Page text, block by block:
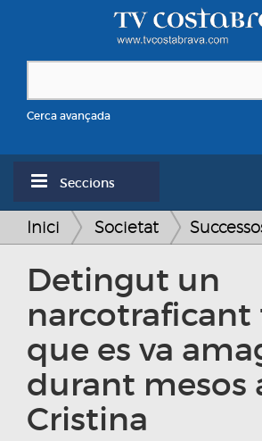
Cerca avançada
Seccions
Inici Societat
Detingut un
que es va
durant mesos
Cristina